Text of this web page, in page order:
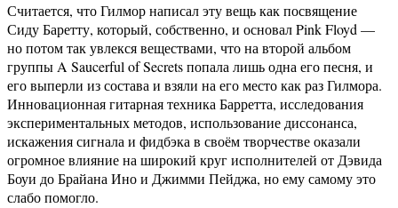
Считается, что Гилмор написал эту вещь как посвящение
Сиду Баретту, который, собственно, и основал Pink Floyd —
но потом так увлекся веществами, что на второй альбом
группы A Saucerful of Secrets попала лишь одна его песня, и
его выперли из состава и взяли на его место как раз Гилмора.
Инновационная гитарная техника Барретта, исследования
экспериментальных методов, использование диссонанса,
искажения сигнала и фидбэка в своём творчестве оказали
огромное влияние на широкий круг исполнителей от Дэвида
Боуи до Брайана Ино и Джимми Пейджа, но ему самому это
слабо помогло.